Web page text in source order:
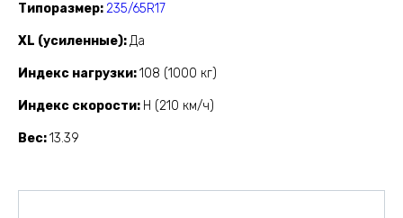
Типоразмер 235/65R17
XL (усиленные) Да
Индекс нагрузки 108 (1000 кг)
Индекс скорости H (210 км/ч)
Вес 13.39